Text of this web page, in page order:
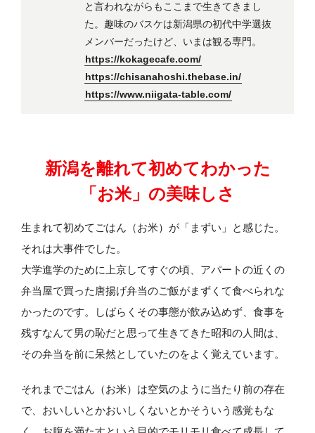
と言われながらもここまで生きてきまし
た。趣味のバスケは新潟県の初代中学選抜
メンバーだったけど、いまは観る専門。
https://kokagecafe.com/
https://chisanahoshi.thebase.in/
https://www.niigata-table.com/
新潟を離れて初めてわかった
「お米」の美味しさ
生まれて初めてごはん（お米）が「まずい」と感じた。
それは大事件でした。
大学進学のために上京してすぐの頃、アパートの近くの
弁当屋で買った唐揚げ弁当のご飯がまずくて食べられな
かったのです。しばらくその事態が飲み込めず、食事を
残すなんて男の恥だと思って生きてきた昭和の人間は、
その弁当を前に呆然としていたのをよく覚えています。
それまでごはん（お米）は空気のように当たり前の存在
で、おいしいとかおいしくないとかそういう感覚もな